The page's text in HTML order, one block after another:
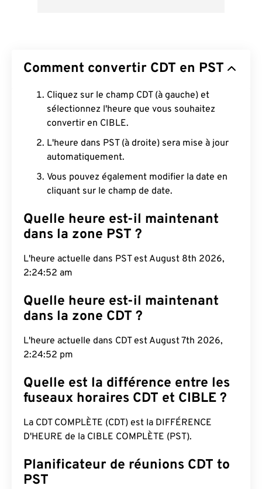
Comment convertir CDT en PST
Cliquez sur le champ CDT (à gauche) et
sélectionnez l'heure que vous souhaitez
convertir en CIBLE.
L'heure dans PST (à droite) sera mise à jour
automatiquement.
Vous pouvez également modifier la date en
cliquant sur le champ de date.
Quelle heure est-il maintenant
dans la zone PST ?
L'heure actuelle dans PST est August 8th 2026,
2:24:53 am
Quelle heure est-il maintenant
dans la zone CDT ?
L'heure actuelle dans CDT est August 7th 2026,
2:24:53 pm
Quelle est la différence entre les
fuseaux horaires CDT et CIBLE ?
La CDT COMPLÈTE (CDT) est la DIFFÉRENCE
D'HEURE de la CIBLE COMPLÈTE (PST).
Planificateur de réunions CDT to
PST